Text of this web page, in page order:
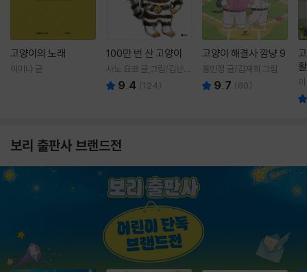
고양이의 노래
이미나 글
100만 번 산 고양이
사노 요코 글,그림/김난주
역 9.4 (124)
고양이 해결사 깜냥 9
홍민정 글/김재희 그림
9.7 (60)
보리 출판사 브랜드전